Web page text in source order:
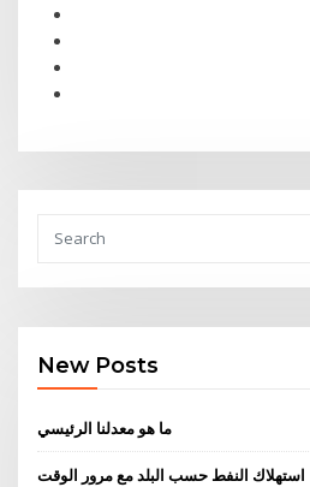
New Posts
ما هو معدلنا الرئيسي
استهلاك النفط حسب البلد مع مرور الوقت